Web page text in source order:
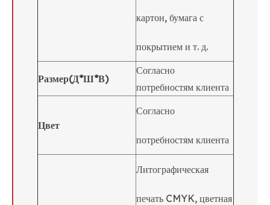
картон, бумага с
покрытием и т. д.
Размер(Д*Ш*В)
Согласно
потребностям клиента
Цвет
Согласно
потребностям клиента
Литографическая
печать CMYK, цветная